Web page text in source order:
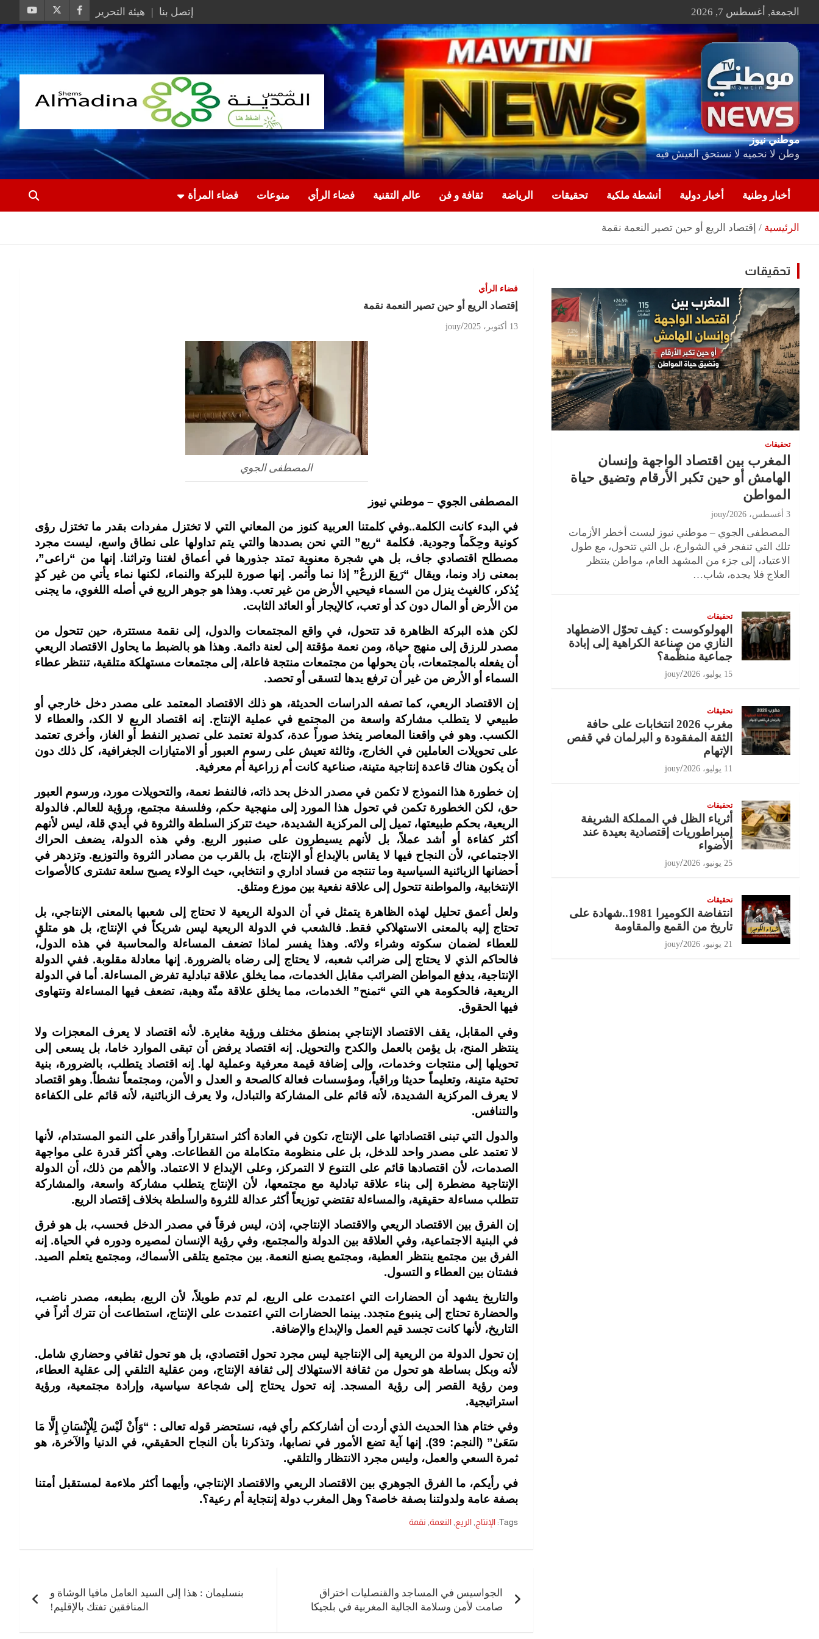
الجمعة, أغسطس 7, 2026 إتصل بنا هيئة التحرير
موطني نيوز
وطن لا نحميه لا نستحق العيش فيه
أخبار وطنية أخبار دولية أنشطة ملكية تحقيقات الرياضة ثقافة و فن عالم التقنية فضاء الرأي منوعات فضاء المرأة
الرئيسية إقتصاد الريع أو حين تصير النعمة نقمة
فضاء الرأي
إقتصاد الريع أو حين تصير النعمة نقمة
13 أكتوبر، 2025 jouy
المصطفى الجوي
المصطفى الجوي – موطني نيوز
في البدء كانت الكلمة..وفي كلمتنا العربية كنوز من المعاني التي لا تختزل مفردات بقدر ما تختزل رؤى
كونية وحِكَماً وجودية. فكلمة “ريع” التي نحن بصددها والتي يتم تداولها على نطاق واسع، ليست مجرد
مصطلح اقتصادي جاف، بل هي شجرة معنوية تمتد جذورها في أعماق لغتنا وتراثنا. إنها من “راعى”،
بمعنى زاد ونما، ويقال “رَيعَ الزرعُ” إذا نما وأثمر. إنها صورة للبركة والنماء، لكنها نماء يأتي من غير كدٍ
يُذكر، كالغيث ينزل من السماء فيحيي الأرض من غير تعب. وهذا هو جوهر الريع في أصله اللغوي، ما يجنى
من الأرض أو المال دون كد أو تعب، كالإيجار أو العائد الثابت.
لكن هذه البركة الظاهرة قد تتحول، في واقع المجتمعات والدول، إلى نقمة مستترة، حين تتحول من
مصدر للرزق إلى منهج حياة، ومن نعمة مؤقتة إلى لعنة دائمة. وهذا هو بالضبط ما يحاول الاقتصاد الريعي
أن يفعله بالمجتمعات، بأن يحولها من مجتمعات منتجة فاعلة، إلى مجتمعات مستهلكة متلقية، تنتظر عطاء
السماء أو الأرض من غير أن ترفع يدها لتسقى أو تحصد.
إن الاقتصاد الريعي، كما تصفه الدراسات الحديثة، هو ذلك الاقتصاد المعتمد على مصدر دخل خارجي أو
طبيعي لا يتطلب مشاركة واسعة من المجتمع في عملية الإنتاج. إنه اقتصاد الريع لا الكد، والعطاء لا
الكسب. وهو في واقعنا المعاصر يتخذ صوراً عدة، كدولة تعتمد على تصدير النفط أو الغاز، وأخرى تعتمد
على تحويلات العاملين في الخارج، وثالثة تعيش على رسوم العبور أو الامتيازات الجغرافية، كل ذلك دون
أن يكون هناك قاعدة إنتاجية متينة، صناعية كانت أم زراعية أم معرفية.
إن خطورة هذا النموذج لا تكمن في مصدر الدخل بحد ذاته، فالنفط نعمة، والتحويلات مورد، ورسوم العبور
حق، لكن الخطورة تكمن في تحول هذا المورد إلى منهجية حكم، وفلسفة مجتمع، ورؤية للعالم. فالدولة
الريعية، بحكم طبيعتها، تميل إلى المركزية الشديدة، حيث تتركز السلطة والثروة في أيدي قلة، ليس لأنهم
أكثر كفاءة أو أشد عملاً، بل لأنهم يسيطرون على صنبور الريع. وفي هذه الدولة، يضعف الحراك
الاجتماعي، لأن النجاح فيها لا يقاس بالإبداع أو الإنتاج، بل بالقرب من مصادر الثروة والتوزيع. وتزدهر في
أحضانها الزبائنية السياسية وما تنتجه من فساد اداري و انتخابي، حيث الولاء يصبح سلعة تشترى كالأصوات
الإنتخابية، والمواطنة تتحول إلى علاقة نفعية بين موزع ومتلق.
ولعل أعمق تحليل لهذه الظاهرة يتمثل في أن الدولة الريعية لا تحتاج إلى شعبها بالمعنى الإنتاجي، بل
تحتاج إليه بالمعنى الاستهلاكي فقط. فالشعب في الدولة الريعية ليس شريكاً في الإنتاج، بل هو متلقٍ
للعطاء لضمان سكوته وشراء ولائه. وهذا يفسر لماذا تضعف المساءلة والمحاسبة في هذه الدول،
فالحاكم الذي لا يحتاج إلى ضرائب شعبه، لا يحتاج إلى رضاه بالضرورة. إنها معادلة مقلوبة. ففي الدولة
الإنتاجية، يدفع المواطن الضرائب مقابل الخدمات، مما يخلق علاقة تبادلية تفرض المساءلة. أما في الدولة
الريعية، فالحكومة هي التي “تمنح” الخدمات، مما يخلق علاقة منّة وهبة، تضعف فيها المساءلة وتتهاوى
فيها الحقوق.
وفي المقابل، يقف الاقتصاد الإنتاجي بمنطق مختلف ورؤية مغايرة. لأنه اقتصاد لا يعرف المعجزات ولا
ينتظر المنح، بل يؤمن بالعمل والكدح والتحويل. إنه اقتصاد يرفض أن تبقى الموارد خاما، بل يسعى إلى
تحويلها إلى منتجات وخدمات، وإلى إضافة قيمة معرفية وعملية لها. إنه اقتصاد يتطلب، بالضرورة، بنية
تحتية متينة، وتعليماً حديثا وراقياً، ومؤسسات فعالة كالصحة و العدل و الأمن، ومجتمعاً نشطاً. وهو اقتصاد
لا يعرف المركزية الشديدة، لأنه قائم على المشاركة والتبادل، ولا يعرف الزبائنية، لأنه قائم على الكفاءة
والتنافس.
والدول التي تبنى اقتصاداتها على الإنتاج، تكون في العادة أكثر استقراراً وأقدر على النمو المستدام، لأنها
لا تعتمد على مصدر واحد للدخل، بل على منظومة متكاملة من القطاعات. وهي أكثر قدرة على مواجهة
الصدمات، لأن اقتصادها قائم على التنوع لا التمركز، وعلى الإبداع لا الاعتماد. والأهم من ذلك، أن الدولة
الإنتاجية مضطرة إلى بناء علاقة تبادلية مع مجتمعها، لأن الإنتاج يتطلب مشاركة واسعة، والمشاركة
تتطلب مساءلة حقيقية، والمساءلة تقتضي توزيعاً أكثر عدالة للثروة والسلطة بخلاف إقتصاد الريع.
إن الفرق بين الاقتصاد الريعي والاقتصاد الإنتاجي، إذن، ليس فرقاً في مصدر الدخل فحسب، بل هو فرق
في البنية الاجتماعية، وفي العلاقة بين الدولة والمجتمع، وفي رؤية الإنسان لمصيره ودوره في الحياة. إنه
الفرق بين مجتمع ينتظر العطية، ومجتمع يصنع النعمة. بين مجتمع يتلقى الأسماك، ومجتمع يتعلم الصيد.
فشتان بين العطاء و التسول.
والتاريخ يشهد أن الحضارات التي اعتمدت على الريع، لم تدم طويلاً، لأن الريع، بطبعه، مصدر ناضب،
والحضارة تحتاج إلى ينبوع متجدد. بينما الحضارات التي اعتمدت على الإنتاج، استطاعت أن تترك أثراً في
التاريخ، لأنها كانت تجسد قيم العمل والإبداع والإضافة.
إن تحول الدولة من الريعية إلى الإنتاجية ليس مجرد تحول اقتصادي، بل هو تحول ثقافي وحضاري شامل.
لأنه وبكل بساطة هو تحول من ثقافة الاستهلاك إلى ثقافة الإنتاج، ومن عقلية التلقي إلى عقلية العطاء،
ومن رؤية القصر إلى رؤية المسجد. إنه تحول يحتاج إلى شجاعة سياسية، وإرادة مجتمعية، ورؤية
استراتيجية.
وفي ختام هذا الحديث الذي أردت أن أشارككم رأي فيه، نستحضر قوله تعالى : “وَأَنْ لَيْسَ لِلْإِنْسَانِ إِلَّا مَا
سَعَىٰ” (النجم: 39). إنها آية تضع الأمور في نصابها، وتذكرنا بأن النجاح الحقيقي، في الدنيا والآخرة، هو
ثمرة السعي والعمل، وليس مجرد الانتظار والتلقي.
في رأيكم، ما الفرق الجوهري بين الاقتصاد الريعي والاقتصاد الإنتاجي، وأيهما أكثر ملاءمة لمستقبل أمتنا
بصفة عامة ولدولتنا بصفة خاصة؟ وهل المغرب دولة إنتجاية أم رعية؟.
Tags: الإنتاج الريع النعمة, نقمة
المقالات
الجواسيس في المساجد والقنصليات اختراق
صامت لأمن وسلامة الجالية المغربية في بلجيكا
بنسليمان : هذا إلى السيد العامل مافيا الوشاة و
المنافقين تفتك بالإقليم!
تحقيقات
تحقيقات
المغرب بين اقتصاد الواجهة وإنسان
الهامش أو حين تكبر الأرقام وتضيق حياة
المواطن
3 أغسطس، 2026 jouy
المصطفى الجوي – موطني نيوز ليست أخطر الأزمات
تلك التي تنفجر في الشوارع، بل التي تتحول، مع طول
الاعتياد، إلى جزء من المشهد العام، مواطن ينتظر
العلاج فلا يجده، شاب…
تحقيقات
الهولوكوست : كيف تحوّل الاضطهاد
النازي من صناعة الكراهية إلى إبادة
جماعية منظّمة؟
15 يوليو، 2026 jouy
تحقيقات
مغرب 2026 انتخابات على حافة
الثقة المفقودة و البرلمان في قفص
الإتهام
11 يوليو، 2026 jouy
تحقيقات
أثرياء الظل في المملكة الشريفة
إمبراطوريات إقتصادية بعيدة عند
الأضواء
25 يونيو، 2026 jouy
تحقيقات
انتفاضة الكوميرا 1981..شهادة على
تاريخ من القمع والمقاومة
21 يونيو، 2026 jouy